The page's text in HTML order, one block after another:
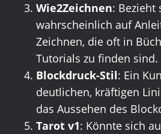
Wie2Zeichnen: Bezieht
wahrscheinlich auf
Zeichnen, die oft in
Tutorials zu finden sind.
Blockdruck-Stil: Ein
deutlichen, kräftigen
das Aussehen des
Tarot v1: Könnte sich